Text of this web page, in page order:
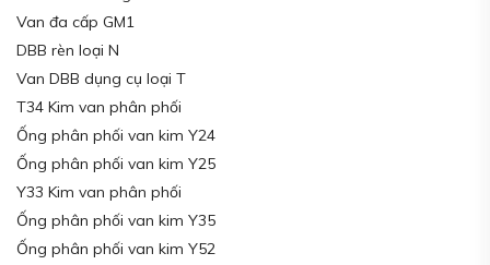
Van đa cấp GM1
DBB rèn loại N
Van DBB dụng cụ loại T
T34 Kim van phân phối
Ống phân phối van kim Y24
Ống phân phối van kim Y25
Y33 Kim van phân phối
Ống phân phối van kim Y35
Ống phân phối van kim Y52